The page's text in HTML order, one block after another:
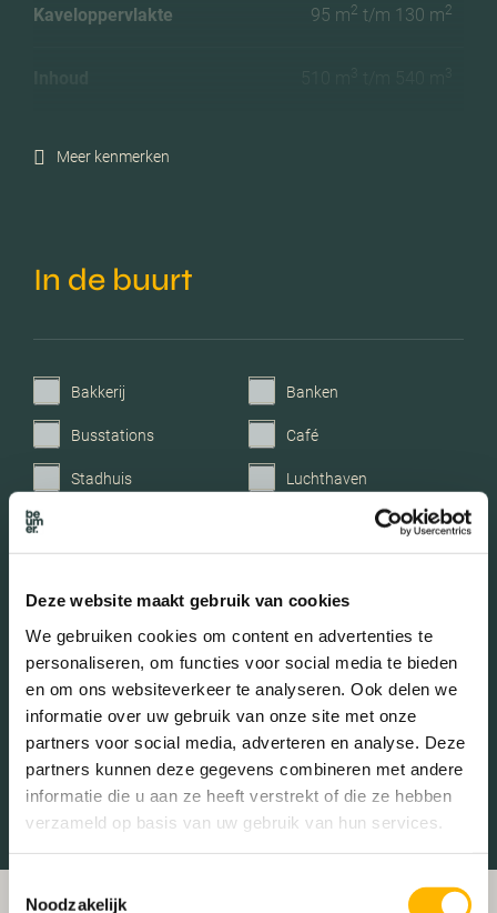
Deze website maakt gebruik van cookies
We gebruiken cookies om content en advertenties te
personaliseren, om functies voor social media te bieden
en om ons websiteverkeer te analyseren. Ook delen we
informatie over uw gebruik van onze site met onze
partners voor social media, adverteren en analyse. Deze
partners kunnen deze gegevens combineren met andere
informatie die u aan ze heeft verstrekt of die ze hebben
verzameld op basis van uw gebruik van hun services.
Noodzakelijk
Kaveloppervlakte 95 m2 t/m 130 m2
Meer kenmerken
In de buurt
Bakkerij Banken
Busstations Café
Stadhuis Luchthaven
Restaurant Scholen
Sportschool Winkels
Tankstations Taxistandplaats
Treinstation Universiteit